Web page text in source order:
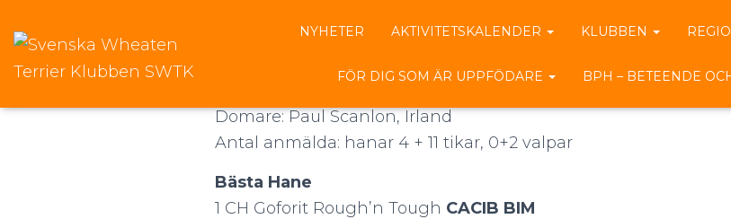
NYHETER AKTIVITETSKALENDER KLUBBEN
FÖR DIG SOM ÄR UPPFÖDARE BPH – BETEENDE
2024-07-20 Stoxa INT
Domare: Paul Scanlon, Irland
Antal anmälda: hanar 4 + 11 tikar, 0+2 valpar
Bästa Hane
1 CH Goforit Rough’n Tough CACIB BIM